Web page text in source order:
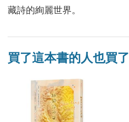
藏詩的絢麗世界。
買了這本書的人也買了